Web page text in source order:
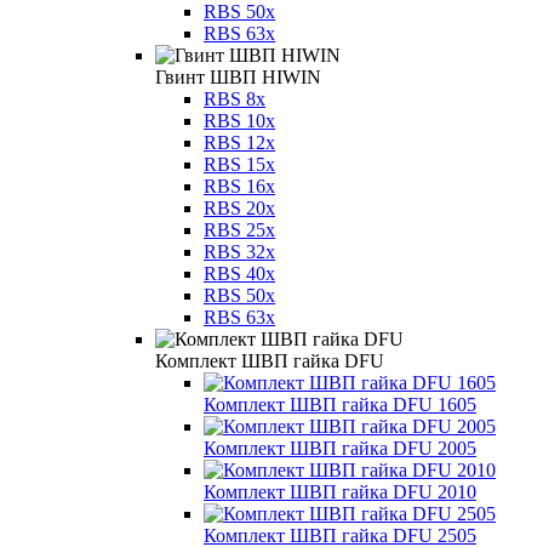
RBS 50x
RBS 63x
Гвинт ШВП HIWIN
RBS 8x
RBS 10x
RBS 12x
RBS 15x
RBS 16x
RBS 20x
RBS 25x
RBS 32x
RBS 40x
RBS 50x
RBS 63x
Комплект ШВП гайка DFU
Комплект ШВП гайка DFU 1605
Комплект ШВП гайка DFU 2005
Комплект ШВП гайка DFU 2010
Комплект ШВП гайка DFU 2505